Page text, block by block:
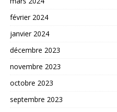
février 2024
janvier 2024
décembre 2023
novembre 2023
octobre 2023
septembre 2023